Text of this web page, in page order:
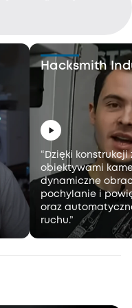
Hacksmith
“Dzięki konstrukcji
obiektywami
dynamiczne
pochylanie i
oraz
ruchu.”